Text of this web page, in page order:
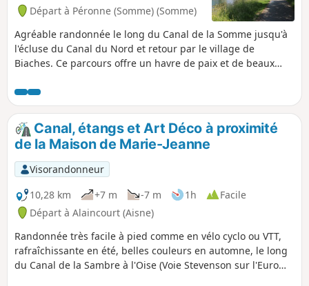
Départ à Péronne (Somme) (Somme)
Agréable randonnée le long du Canal de la Somme jusqu'à
l'écluse du Canal du Nord et retour par le village de
Biaches. Ce parcours offre un havre de paix et de beaux
impressionnant du fait de leur taille.
Canal, étangs et Art Déco à proximité
de la Maison de Marie-Jeanne
Visorandonneur
10,28 km
+7 m -7 m 1h
Facile
Départ à Alaincourt (Aisne)
Randonnée très facile à pied comme en vélo cyclo ou VTT,
rafraîchissante en été, belles couleurs en automne, le long
du Canal de la Sambre à l'Oise (Voie Stevenson sur l'Euro